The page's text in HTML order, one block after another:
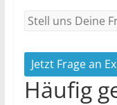
Jetzt Frage an
Häufig